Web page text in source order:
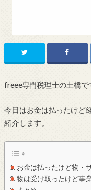
freee専門税理士の土橋で
今日はお金は払ったけど
紹介します。
お金は払ったけど物・
物は受け取ったけど事